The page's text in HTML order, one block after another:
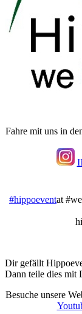
Fahre mit uns in
#hippoeventat #we
Dir gefällt
Dann teile dies mit
Besuche unsere